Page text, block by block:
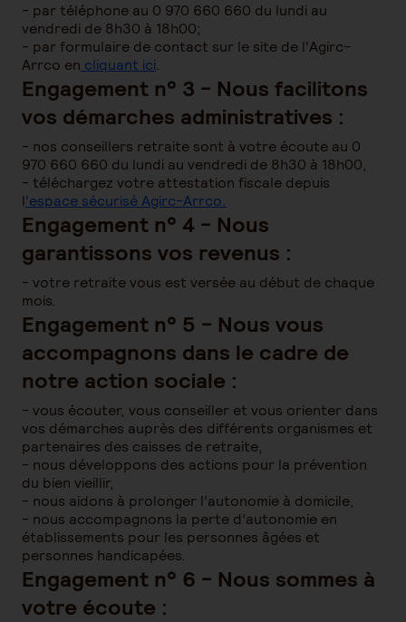
- par téléphone au 0 970 660 660 du lundi au
vendredi de 8h30 à 18h00;
- par formulaire de contact sur le site de l'Agirc-
Arrco en cliquant ici.
Engagement n° 3 - Nous facilitons
vos démarches administratives :
- nos conseillers retraite sont à votre écoute au 0
970 660 660 du lundi au vendredi de 8h30 à 18h00,
- téléchargez votre attestation fiscale depuis
l'espace sécurisé Agirc-Arrco.
Engagement n° 4 - Nous
garantissons vos revenus :
- votre retraite vous est versée au début de chaque
mois.
Engagement n° 5 - Nous vous
accompagnons dans le cadre de
notre action sociale :
- vous écouter, vous conseiller et vous orienter dans
vos démarches auprès des différents organismes et
partenaires des caisses de retraite,
- nous développons des actions pour la prévention
du bien vieillir,
- nous aidons à prolonger l’autonomie à domicile,
- nous accompagnons la perte d’autonomie en
établissements pour les personnes âgées et
personnes handicapées.
Engagement n° 6 - Nous sommes à
votre écoute :